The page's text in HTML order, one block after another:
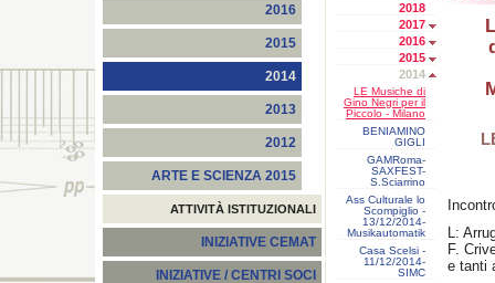
2016
2015
2014
2013
2012
ARTE E SCIENZA 2015
ATTIVITÀ ISTITUZIONALI
INIZIATIVE CEMAT
INIZIATIVE / CENTRI SOCI
2018
2017
2016
2015
2014
LE Musiche di
Gino Negri per il
Piccolo - Milano
BENIAMINO
GIGLI
GAMRoma-
SAXFEST-
S.Sciarrino
Ass Culturale lo
Scompiglio -
13/12/2014-
Musikautomatik
Casa Scelsi -
11/12/2014-
SIMC
L:
F.
e tanti